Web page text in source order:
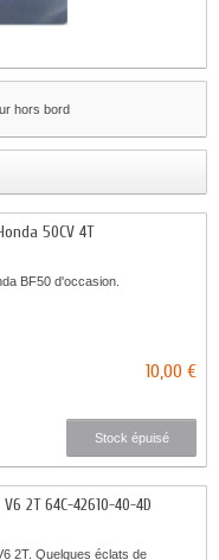
hors bord
50CV 4T
BF50 d'occasion.
10,00 €
Stock épuisé
2T 64C-42610-40-4D
2T. Quelques éclats de